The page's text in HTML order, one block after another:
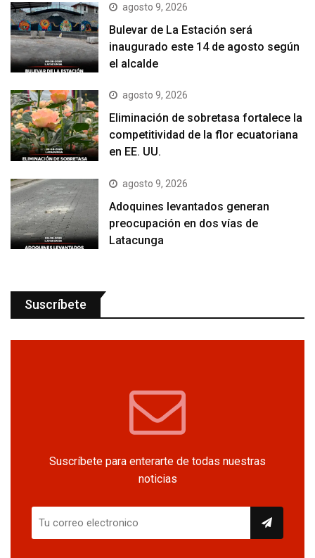
agosto 9, 2026
Bulevar de La Estación será
inaugurado este 14 de agosto según
el alcalde
agosto 9, 2026
Eliminación de sobretasa fortalece la
competitividad de la flor ecuatoriana
en EE. UU.
agosto 9, 2026
Adoquines levantados generan
preocupación en dos vías de
Latacunga
Suscríbete
Suscríbete para enterarte de todas nuestras
noticias